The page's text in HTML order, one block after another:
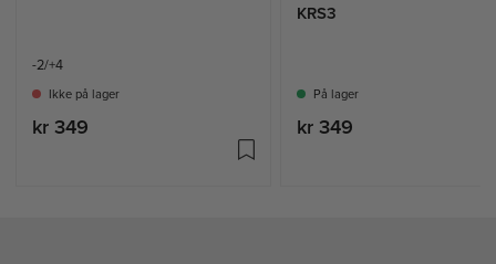
-2/+4
Ikke på lager
kr 349
KRS3
På lager
kr 349